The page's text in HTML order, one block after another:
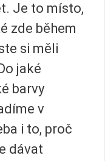
Je to místo,
zde během
si měli
jaké
barvy
v
i to, proč
dávat